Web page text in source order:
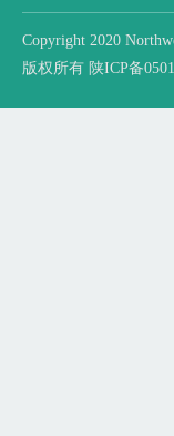
Copyright 2020
版权所有 陕ICP备